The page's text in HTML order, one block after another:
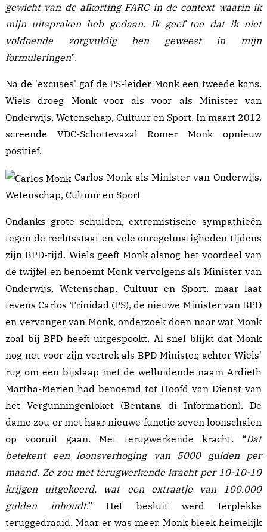
gewicht van de afkorting FARC in de context waarin ik
mijn uitspraken heb gedaan. Ik geef toe dat ik niet
voldoende zorgvuldig ben geweest in mijn
formuleringen”.
Na de 'excuses' gaf de PS-leider Monk een tweede kans.
Wiels droeg Monk voor als voor als Minister van
Onderwijs, Wetenschap, Cultuur en Sport. In maart 2012
screende VDC-Schottevazal Romer Monk opnieuw
positief.
Carlos Monk als Minister van Onderwijs,
Wetenschap, Cultuur en Sport
Ondanks grote schulden, extremistische sympathieën
tegen de rechtsstaat en vele onregelmatigheden tijdens
zijn BPD-tijd. Wiels geeft Monk alsnog het voordeel van
de twijfel en benoemt Monk vervolgens als Minister van
Onderwijs, Wetenschap, Cultuur en Sport, maar laat
tevens Carlos Trinidad (PS), de nieuwe Minister van BPD
en vervanger van Monk, onderzoek doen naar wat Monk
zoal bij BPD heeft uitgespookt. Al snel blijkt dat Monk
nog net voor zijn vertrek als BPD Minister, achter Wiels'
rug om een bijslaap met de welluidende naam Ardieth
Martha-Merien had benoemd tot Hoofd van Dienst van
het Vergunningenloket (Bentana di Information). De
dame zou er met haar nieuwe functie zeven loonschalen
op vooruit gaan. Met terugwerkende kracht. “Dat
betekent een loonsverhoging van 5000 gulden per
maand. Ze zou met terugwerkende kracht per 10-10-10
krijgen uitgekeerd, wat een extraatje van 100.000
gulden inhoudt.” Het besluit werd terplekke
teruggedraaid. Maar er was meer. Monk bleek heimelijk